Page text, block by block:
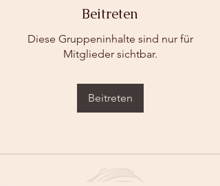
Beitreten
Diese Gruppeninhalte sind nur für
Mitglieder sichtbar.
Beitreten